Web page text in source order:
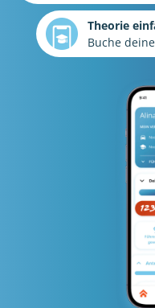
Theorie
Buche